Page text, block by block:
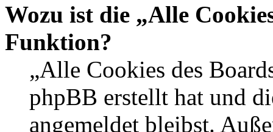
Wozu ist die „Alle
Funktion?
„Alle Cookies des
phpBB erstellt hat und
angemeldet bleibst.